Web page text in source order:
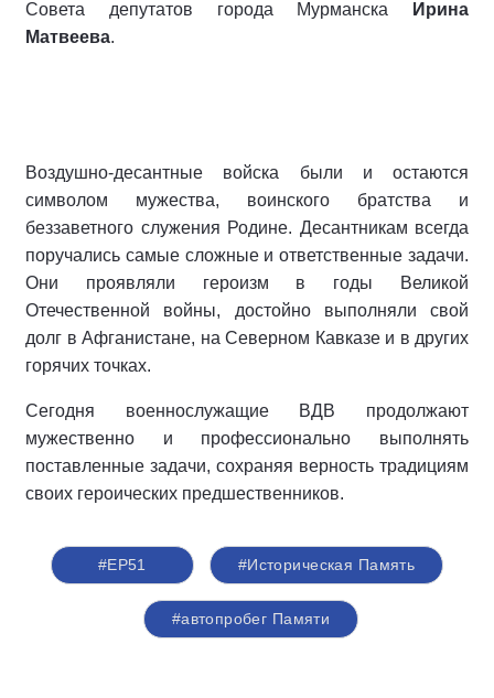
Совета депутатов города Мурманска
Ирина
Матвеева.
Воздушно-десантные войска были и остаются
символом мужества, воинского братства и
беззаветного служения Родине. Десантникам всегда
поручались самые сложные и ответственные задачи.
Они проявляли героизм в годы Великой
Отечественной войны, достойно выполняли свой
долг в Афганистане, на Северном Кавказе и в других
горячих точках.
Сегодня военнослужащие ВДВ продолжают
мужественно и профессионально выполнять
поставленные задачи, сохраняя верность традициям
своих героических предшественников.
#ЕР51 #Историческая Память
#автопробег Памяти